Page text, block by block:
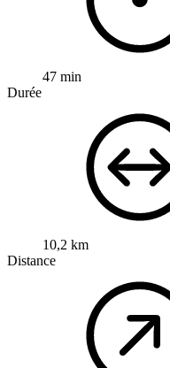
47 min
Durée
10,2 km
Distance